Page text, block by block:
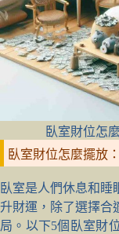
臥室財位怎
臥室財位怎麼擺放
臥室是人們休息和睡
升財運，除了選擇合
局。以下5個臥室財